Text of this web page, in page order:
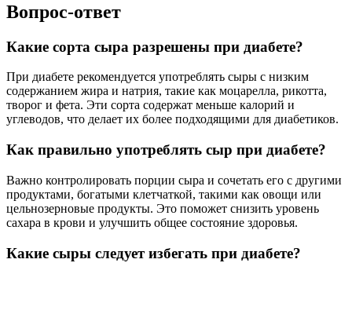
Вопрос-ответ
Какие сорта сыра разрешены при диабете?
При диабете рекомендуется употреблять сыры с низким
содержанием жира и натрия, такие как моцарелла, рикотта,
творог и фета. Эти сорта содержат меньше калорий и
углеводов, что делает их более подходящими для диабетиков.
Как правильно употреблять сыр при диабете?
Важно контролировать порции сыра и сочетать его с другими
продуктами, богатыми клетчаткой, такими как овощи или
цельнозерновые продукты. Это поможет снизить уровень
сахара в крови и улучшить общее состояние здоровья.
Какие сыры следует избегать при диабете?